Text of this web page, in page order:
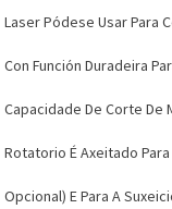
Laser Pódese Usar Para
Con Función Duradeira
Capacidade De Corte De
Rotatorio É Axeitado
Opcional) E Para A